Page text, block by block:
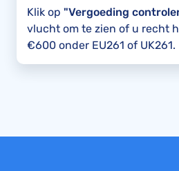
Klik op "Vergoeding
vlucht om te zien of u recht
€600 onder EU261 of UK261.